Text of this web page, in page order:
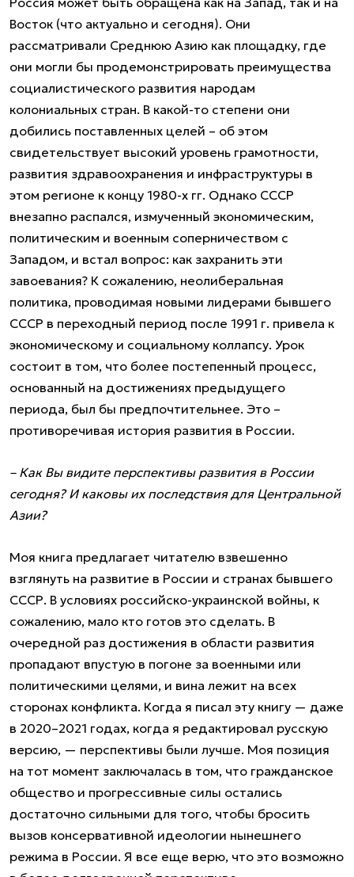
Восток (что актуально и сегодня). Они
рассматривали Среднюю Азию как площадку, где
они могли бы продемонстрировать преимущества
социалистического развития народам
колониальных стран. В какой-то степени они
добились поставленных целей – об этом
свидетельствует высокий уровень грамотности,
развития здравоохранения и инфраструктуры в
этом регионе к концу 1980-х гг. Однако СССР
внезапно распался, измученный экономическим,
политическим и военным соперничеством с
Западом, и встал вопрос: как захранить эти
завоевания? К сожалению, неолиберальная
политика, проводимая новыми лидерами бывшего
СССР в переходный период после 1991 г. привела к
экономическому и социальному коллапсу. Урок
состоит в том, что более постепенный процесс,
основанный на достижениях предыдущего
периода, был бы предпочтительнее. Это –
противоречивая история развития в России.
– Как Вы видите перспективы развития в России
сегодня? И каковы их последствия для Центральной
Азии?
Моя книга предлагает читателю взвешенно
взглянуть на развитие в России и странах бывшего
СССР. В условиях российско-украинской войны, к
сожалению, мало кто готов это сделать. В
очередной раз достижения в области развития
пропадают впустую в погоне за военными или
политическими целями, и вина лежит на всех
сторонах конфликта. Когда я писал эту книгу — даже
в 2020–2021 годах, когда я редактировал русскую
версию, — перспективы были лучше. Моя позиция
на тот момент заключалась в том, что гражданское
общество и прогрессивные силы остались
достаточно сильными для того, чтобы бросить
вызов консервативной идеологии нынешнего
режима в России. Я все еще верю, что это возможно